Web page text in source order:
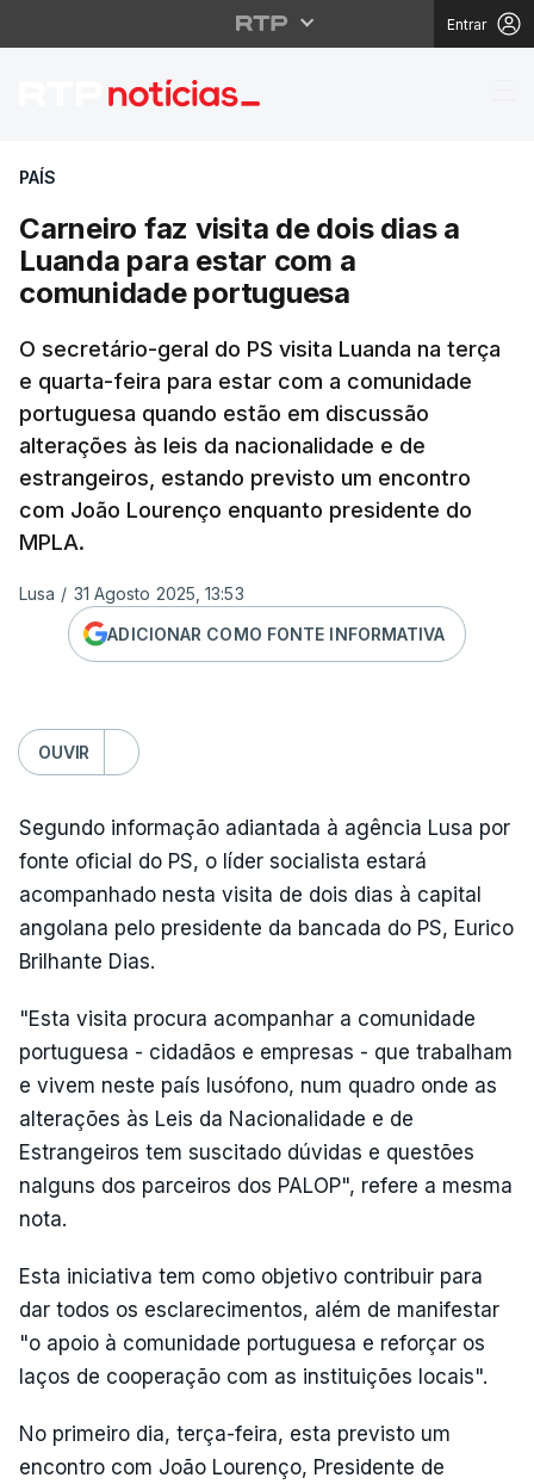
Entrar
Carneiro faz visita de
PAÍS
Carneiro faz visita de dois dias a
Luanda para estar com a
comunidade portuguesa
O secretário-geral do PS visita Luanda na terça
e quarta-feira para estar com a comunidade
portuguesa quando estão em discussão
alterações às leis da nacionalidade e de
estrangeiros, estando previsto um encontro
com João Lourenço enquanto presidente do
MPLA.
Lusa / 31 Agosto 2025, 13:53
ADICIONAR COMO FONTE INFORMATIVA
OUVIR
Segundo informação adiantada à agência Lusa por
fonte oficial do PS, o líder socialista estará
acompanhado nesta visita de dois dias à capital
angolana pelo presidente da bancada do PS, Eurico
Brilhante Dias.
"Esta visita procura acompanhar a comunidade
portuguesa - cidadãos e empresas - que trabalham
e vivem neste país lusófono, num quadro onde as
alterações às Leis da Nacionalidade e de
Estrangeiros tem suscitado dúvidas e questões
nalguns dos parceiros dos PALOP", refere a mesma
nota.
Esta iniciativa tem como objetivo contribuir para
dar todos os esclarecimentos, além de manifestar
"o apoio à comunidade portuguesa e reforçar os
laços de cooperação com as instituições locais".
No primeiro dia, terça-feira, esta previsto um
encontro com João Lourenço, Presidente de